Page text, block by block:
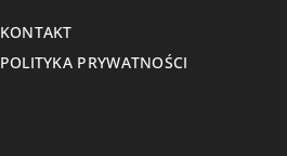
KONTAKT
POLITYKA PRYWATNOŚCI